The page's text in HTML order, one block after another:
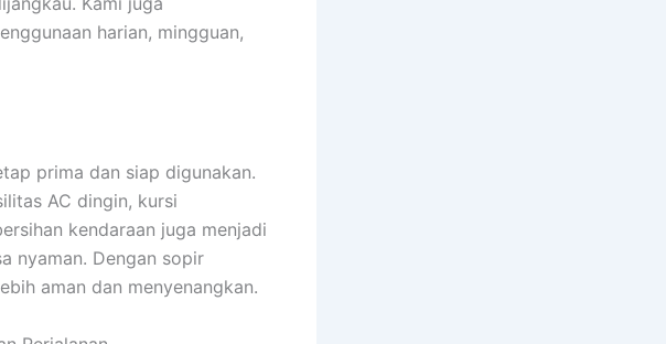
harian, mingguan,
prima dan siap digunakan.
AC dingin, kursi
kendaraan juga menjadi
nyaman. Dengan sopir
aman dan menyenangkan.